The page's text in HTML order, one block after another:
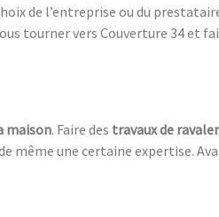
de l’entreprise ou du
tourner vers Couverture 34 et
maison. Faire des travaux de
même une certaine expertise.